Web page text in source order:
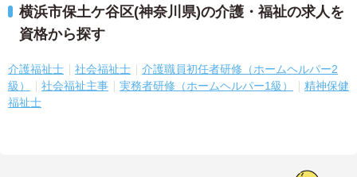
横浜市保土ケ谷区(神奈川県)の介護・福祉の求人を
資格から探す
介護福祉士 社会福祉士
介護職員初任者研修（ホームヘルパー2
級）
社会福祉主事 実務者研修（ホームヘルパー1級）
精神保健
福祉士